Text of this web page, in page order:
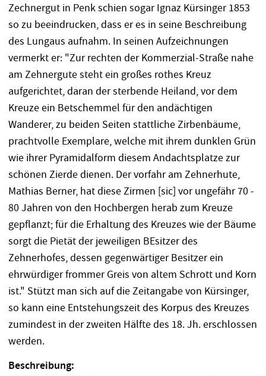
Zechnergut in Penk schien sogar Ignaz Kürsinger 1853
so zu beeindrucken, dass er es in seine Beschreibung
des Lungaus aufnahm. In seinen Aufzeichnungen
vermerkt er: "Zur rechten der Kommerzial-Straße nahe
am Zehnergute steht ein großes rothes Kreuz
aufgerichtet, daran der sterbende Heiland, vor dem
Kreuze ein Betschemmel für den andächtigen
Wanderer, zu beiden Seiten stattliche Zirbenbäume,
prachtvolle Exemplare, welche mit ihrem dunklen Grün
wie ihrer Pyramidalform diesem Andachtsplatze zur
schönen Zierde dienen. Der vorfahr am Zehnerhute,
Mathias Berner, hat diese Zirmen [sic] vor ungefähr 70 -
80 Jahren von den Hochbergen herab zum Kreuze
gepflanzt; für die Erhaltung des Kreuzes wie der Bäume
sorgt die Pietät der jeweiligen BEsitzer des
Zehnerhofes, dessen gegenwärtiger Besitzer ein
ehrwürdiger frommer Greis von altem Schrott und Korn
ist." Stützt man sich auf die Zeitangabe von Kürsinger,
so kann eine Entstehungszeit des Korpus des Kreuzes
zumindest in der zweiten Hälfte des 18. Jh. erschlossen
werden.
Beschreibung: